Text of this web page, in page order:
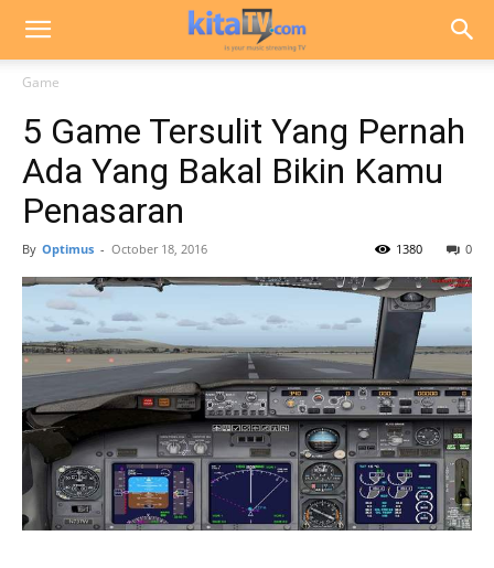
Game
5 Game Tersulit Yang Pernah
Ada Yang Bakal Bikin Kamu
Penasaran
By Optimus - October 18, 2016 0
1380